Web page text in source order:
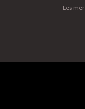
Les mer